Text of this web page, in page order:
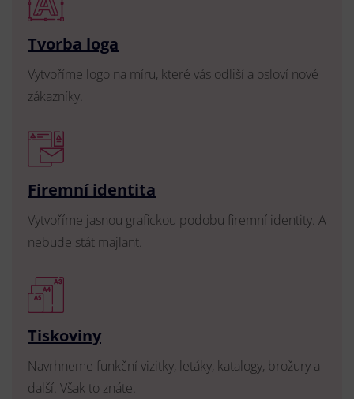
Tvorba loga
Vytvoříme logo na míru, které vás odliší a osloví nové
zákazníky.
Firemní identita
Vytvoříme jasnou grafickou podobu firemní identity. A
nebude stát majlant.
Tiskoviny
Navrhneme funkční vizitky, letáky, katalogy, brožury a
další. Však to znáte.